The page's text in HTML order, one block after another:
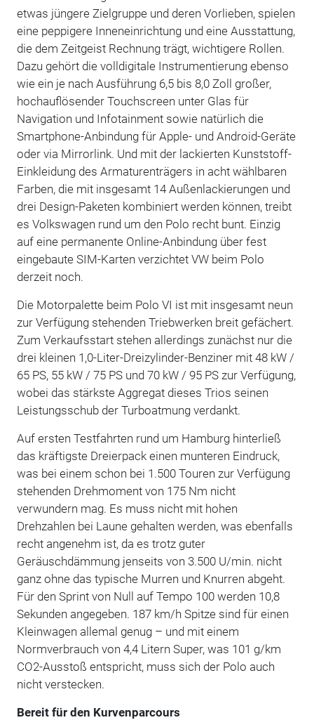
etwas jüngere Zielgruppe und deren Vorlieben, spielen
eine peppigere Inneneinrichtung und eine Ausstattung,
die dem Zeitgeist Rechnung trägt, wichtigere Rollen.
Dazu gehört die volldigitale Instrumentierung ebenso
wie ein je nach Ausführung 6,5 bis 8,0 Zoll großer,
hochauflösender Touchscreen unter Glas für
Navigation und Infotainment sowie natürlich die
Smartphone-Anbindung für Apple- und Android-Geräte
oder via Mirrorlink. Und mit der lackierten Kunststoff-
Einkleidung des Armaturenträgers in acht wählbaren
Farben, die mit insgesamt 14 Außenlackierungen und
drei Design-Paketen kombiniert werden können, treibt
es Volkswagen rund um den Polo recht bunt. Einzig
auf eine permanente Online-Anbindung über fest
eingebaute SIM-Karten verzichtet VW beim Polo
derzeit noch.
Die Motorpalette beim Polo VI ist mit insgesamt neun
zur Verfügung stehenden Triebwerken breit gefächert.
Zum Verkaufsstart stehen allerdings zunächst nur die
drei kleinen 1,0-Liter-Dreizylinder-Benziner mit 48 kW /
65 PS, 55 kW / 75 PS und 70 kW / 95 PS zur Verfügung,
wobei das stärkste Aggregat dieses Trios seinen
Leistungsschub der Turboatmung verdankt.
Auf ersten Testfahrten rund um Hamburg hinterließ
das kräftigste Dreierpack einen munteren Eindruck,
was bei einem schon bei 1.500 Touren zur Verfügung
stehenden Drehmoment von 175 Nm nicht
verwundern mag. Es muss nicht mit hohen
Drehzahlen bei Laune gehalten werden, was ebenfalls
recht angenehm ist, da es trotz guter
Geräuschdämmung jenseits von 3.500 U/min. nicht
ganz ohne das typische Murren und Knurren abgeht.
Für den Sprint von Null auf Tempo 100 werden 10,8
Sekunden angegeben. 187 km/h Spitze sind für einen
Kleinwagen allemal genug – und mit einem
Normverbrauch von 4,4 Litern Super, was 101 g/km
CO2-Ausstoß entspricht, muss sich der Polo auch
nicht verstecken.
Bereit für den Kurvenparcours